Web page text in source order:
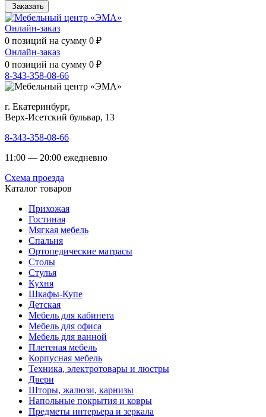
Заказать
Онлайн-заказ
0 позиций на сумму 0 ₽
Онлайн-заказ
0 позиций на сумму 0 ₽
8-343-358-08-66
г. Екатеринбург,
Верх-Исетский бульвар, 13
8-343-358-08-66
11:00 — 20:00 ежедневно
Схема проезда
Каталог товаров
Прихожая
Гостиная
Мягкая мебель
Спальня
Ортопедические матрасы
Столы
Стулья
Кухня
Шкафы-Купе
Детская
Мебель для кабинета
Мебель для офиса
Мебель для ванной
Плетеная мебель
Корпусная мебель
Техника, электротовары и люстры
Двери
Шторы, жалюзи, карнизы
Напольные покрытия и ковры
Предметы интерьера и зеркала